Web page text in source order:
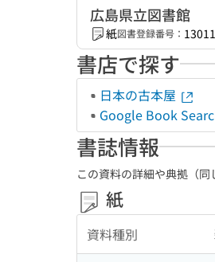
広島県立図書館
紙図書登録番号：
書店で探す
日本の古本屋
Google Book
書誌情報
この資料の詳細や典拠（同
紙
資料種別